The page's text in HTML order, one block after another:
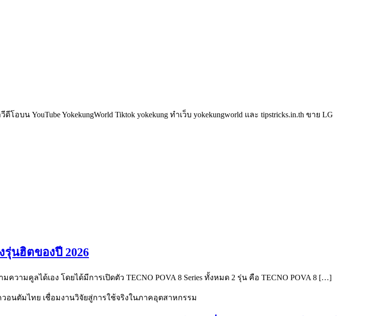
น YouTube YokekungWorld Tiktok yokekung ทำเว็บ yokekungworld และ tipstricks.in.th ขาย LG
รุ่นฮิตของปี 2026
มคูลได้เอง โดยได้มีการเปิดตัว TECNO POVA 8 Series ทั้งหมด 2 รุ่น คือ TECNO POVA 8 […]